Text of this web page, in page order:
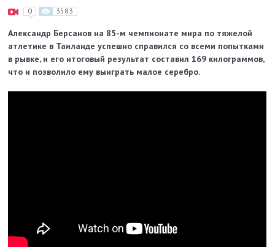
0 3583
Александр Берсанов на 85-м чемпионате мира по тяжелой
атлетике в Таиланде успешно справился со всеми попытками
в рывке, и его итоговый результат составил 169 килограммов,
что и позволило ему выиграть малое серебро.